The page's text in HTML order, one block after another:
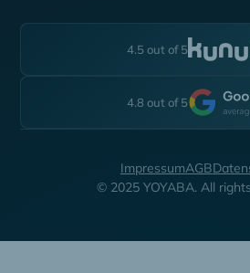
4.5 out of 5
4.8 out of 5
© 2025 YOYABA. All
ImpressumAGB